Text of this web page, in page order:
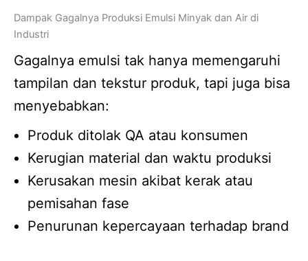
Dampak Gagalnya Produksi Emulsi Minyak dan Air di
Industri
Gagalnya emulsi tak hanya memengaruhi
tampilan dan tekstur produk, tapi juga bisa
menyebabkan:
Produk ditolak QA atau konsumen
Kerugian material dan waktu produksi
Kerusakan mesin akibat kerak atau
pemisahan fase
Penurunan kepercayaan terhadap brand